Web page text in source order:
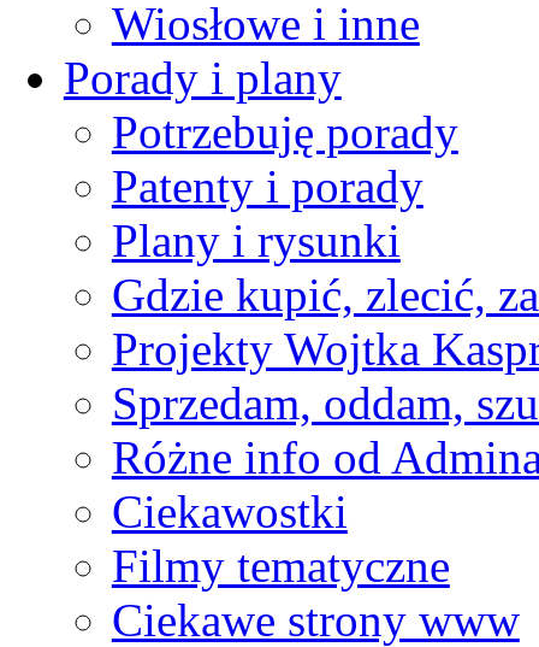
Wiosłowe i inne
Porady i plany
Potrzebuję porady
Patenty i porady
Plany i rysunki
Gdzie kupić, zlecić,
Projekty Wojtka
Sprzedam, oddam,
Różne info od
Ciekawostki
Filmy tematyczne
Ciekawe strony www